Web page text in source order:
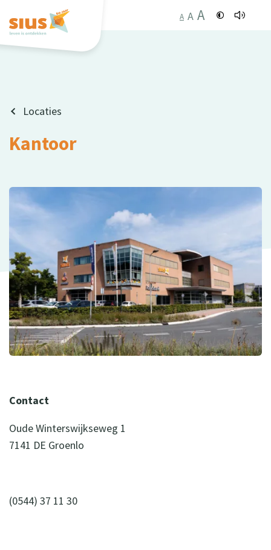
A A A
Locaties
Kantoor
Contact
Oude Winterswijkseweg 1
7141 DE Groenlo
(0544) 37 11 30